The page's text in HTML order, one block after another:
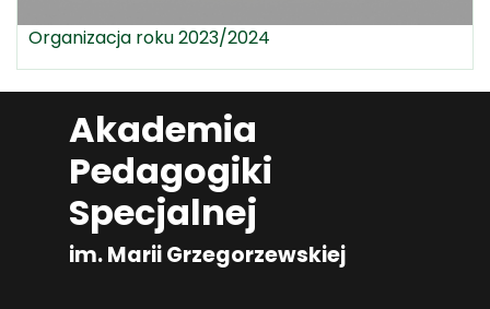
Organizacja roku 2023/2024
Akademia
Pedagogiki
Specjalnej
im. Marii Grzegorzewskiej